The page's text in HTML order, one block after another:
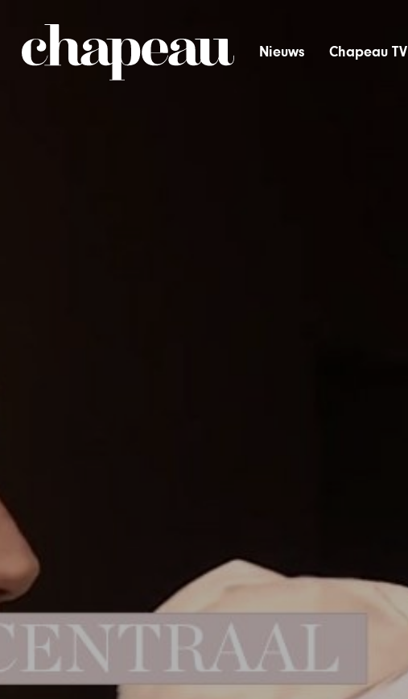
Nieuws Chapeau TV